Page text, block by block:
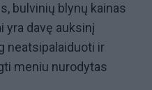
bulvinių blynų kainas
yra davę auksinį
neatsipalaiduoti ir
meniu nurodytas